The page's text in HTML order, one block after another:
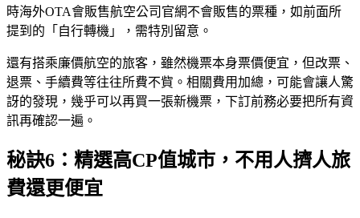
時海外OTA會販售航空公司官網不會販售的票種，如前面所
提到的「自行轉機」，需特別留意。
還有搭乘廉價航空的旅客，雖然機票本身票價便宜，但改票、
退票、手續費等往往所費不貲。相關費用加總，可能會讓人驚
訝的發現，幾乎可以再買一張新機票，下訂前務必要把所有資
訊再確認一遍。
秘訣6：精選高CP值城市，不用人擠人旅
費還更便宜